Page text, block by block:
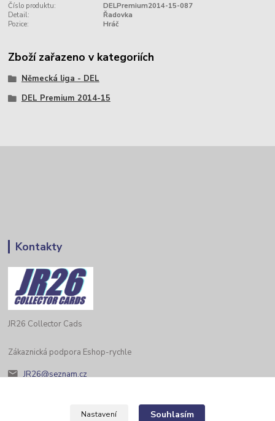
Číslo produktu:
DELPremium2014-15-087
Detail:
Řadovka
Pozice:
Hráč
Zboží zařazeno v kategoriích
Německá liga - DEL
DEL Premium 2014-15
Kontakty
JR26 Collector Cads
Zákaznická podpora Eshop-rychle
JR26@seznam.cz
Nastavení Souhlasím